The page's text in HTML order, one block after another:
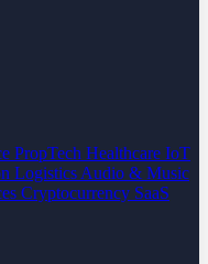
PropTech Healthcare IoT
Logistics Audio & Music
Cryptocurrency SaaS